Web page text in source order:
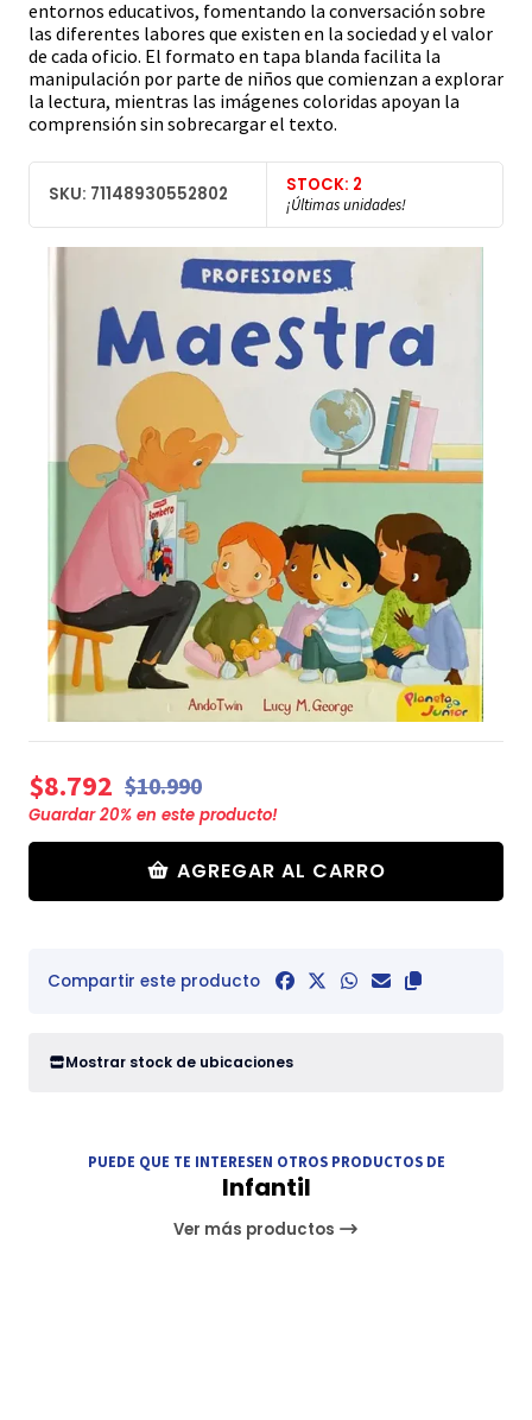
entornos educativos, fomentando la conversación sobre
las diferentes labores que existen en la sociedad y el valor
de cada oficio. El formato en tapa blanda facilita la
manipulación por parte de niños que comienzan a explorar
la lectura, mientras las imágenes coloridas apoyan la
comprensión sin sobrecargar el texto.
SKU: 71148930552802 STOCK: 2
¡Últimas unidades!
$8.792 $10.990
Guardar20% en este producto!
AGREGAR AL CARRO
Compartir este producto
Mostrar stock de ubicaciones
PUEDE QUE TE INTERESEN OTROS PRODUCTOS DE
Infantil
Ver más productos